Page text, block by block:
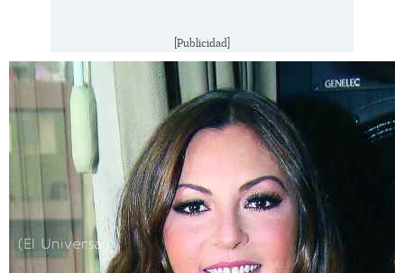
[Publicidad]
(El Universal)